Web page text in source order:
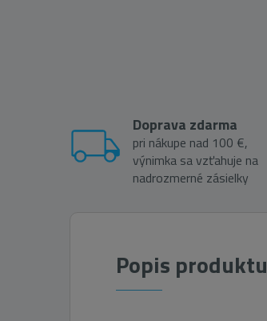
Doprava zdarma
pri nákupe nad 100 €,
výnimka sa vzťahuje na
nadrozmerné zásielky
Popis produktu